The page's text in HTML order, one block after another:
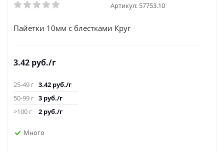
Артикул: 57753.10
Пайетки 10мм с блестками Круг
3.42 руб./г
25-49 г 3.42 руб./г
50-99 г 3 руб./г
>100 г
2 руб./г
Много